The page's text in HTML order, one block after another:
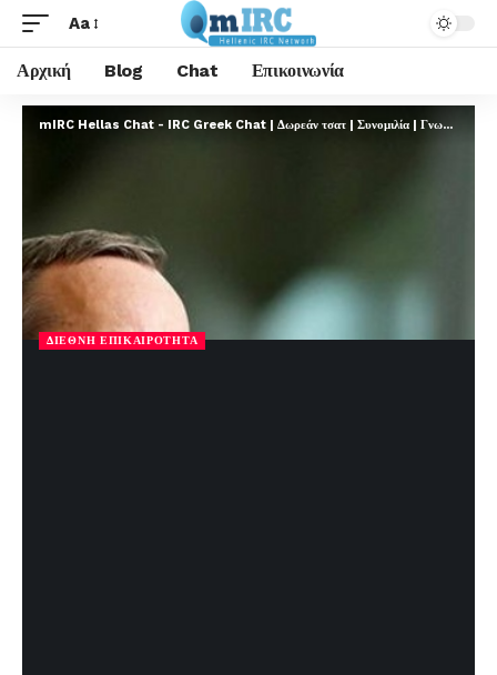
Aa
Αρχική Blog Chat Επικοινωνία
mIRC Hellas Chat - IRC Greek Chat | Δωρεάν τσατ | Συνομιλία | Γνωριμίες | FREE
ΔΙΕΘΝΉ ΕΠΙΚΑΙΡΌΤΗΤΑ